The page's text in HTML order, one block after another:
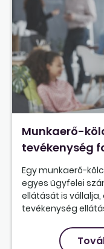
Munkaerő-
tevékenység
Egy munkaerő-
egyes ügyfelei
ellátását is vállalja,
tevékenység